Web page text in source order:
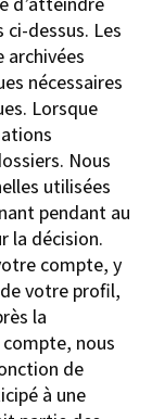
dessus. Les
nécessaires
Lorsque
Nous
utilisées
pendant au
la décision.
compte, y
votre profil,
la
nous
de
à une